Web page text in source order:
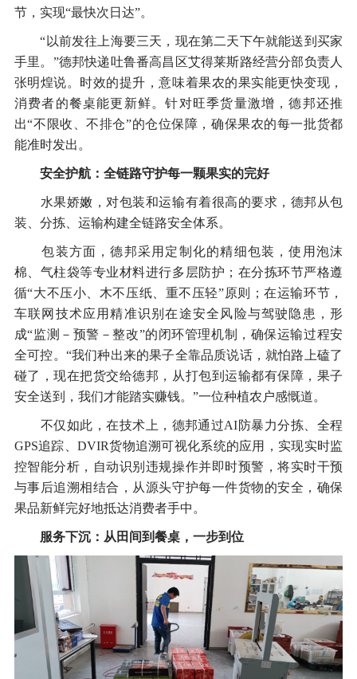
节，实现“最快次日达”。
“以前发往上海要三天，现在第二天下午就能送到买家
手里。”德邦快递吐鲁番高昌区艾得莱斯路经营分部负责人
张明煌说。时效的提升，意味着果农的果实能更快变现，
消费者的餐桌能更新鲜。针对旺季货量激增，德邦还推
出“不限收、不排仓”的仓位保障，确保果农的每一批货都
能准时发出。
安全护航：全链路守护每一颗果实的完好
水果娇嫩，对包装和运输有着很高的要求，德邦从包
装、分拣、运输构建全链路安全体系。
包装方面，德邦采用定制化的精细包装，使用泡沫
棉、气柱袋等专业材料进行多层防护；在分拣环节严格遵
循“大不压小、木不压纸、重不压轻”原则；在运输环节，
车联网技术应用精准识别在途安全风险与驾驶隐患，形
成“监测－预警－整改”的闭环管理机制，确保运输过程安
全可控。“我们种出来的果子全靠品质说话，就怕路上磕了
碰了，现在把货交给德邦，从打包到运输都有保障，果子
安全送到，我们才能踏实赚钱。”一位种植农户感慨道。
不仅如此，在技术上，德邦通过AI防暴力分拣、全程
GPS追踪、DVIR货物追溯可视化系统的应用，实现实时监
控智能分析，自动识别违规操作并即时预警，将实时干预
与事后追溯相结合，从源头守护每一件货物的安全，确保
果品新鲜完好地抵达消费者手中。
服务下沉：从田间到餐桌，一步到位